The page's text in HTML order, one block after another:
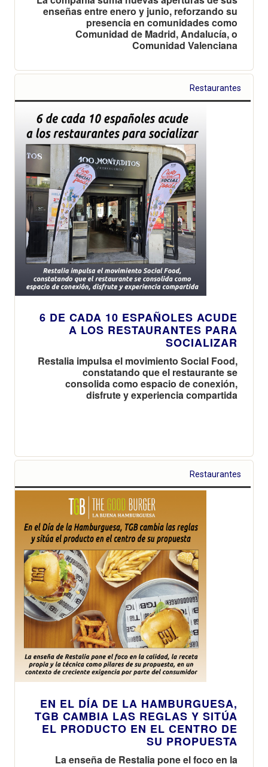
enseñas entre enero y junio, reforzando su
presencia en comunidades como
Comunidad de Madrid, Andalucía, o
Comunidad Valenciana
Restaurantes
6 DE CADA 10 ESPAÑOLES ACUDE
A LOS RESTAURANTES PARA
SOCIALIZAR
Restalia impulsa el movimiento Social Food,
constatando que el restaurante se
consolida como espacio de conexión,
disfrute y experiencia compartida
Restaurantes
EN EL DÍA DE LA HAMBURGUESA,
TGB CAMBIA LAS REGLAS Y SITÚA
EL PRODUCTO EN EL CENTRO DE
SU PROPUESTA
La enseña de Restalia pone el foco en la